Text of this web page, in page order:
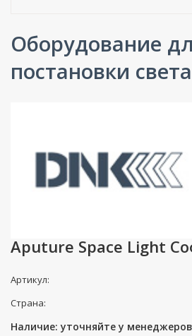
Оборудование
постановки света
Aputure Space Light
Артикул:
Страна:
Наличие: уточняйте у менеджеров